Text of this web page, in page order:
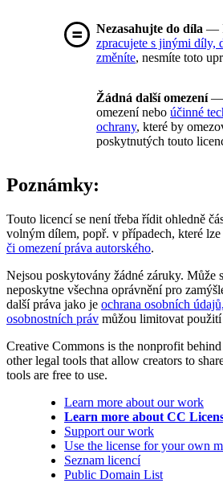
Nezasahujte do díla —
zpracujete s jinými díly,
změníte, nesmíte toto
Žádná další omezení—
omezení nebo účinné
ochrany, které by
poskytnutých touto
Poznámky:
Touto licencí se není třeba řídit ohledně
volným dílem, popř. v případech, které
či omezení práva autorského.
Nejsou poskytovány žádné záruky. Může
neposkytne všechna oprávnění pro
další práva jako je ochrana osobních
osobnostních práv můžou limitovat
Creative Commons is the nonprofit behind
other legal tools that allow creators to
tools are free to use.
Learn more about our work
Learn more about CC
Support our work
Use the license for your own
Seznam licencí
Public Domain List